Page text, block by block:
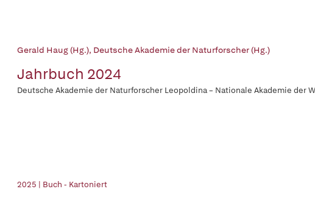
Gerald Haug (Hg.), Deutsche Akademie der Naturforscher (Hg.)
Jahrbuch 2024
Deutsche Akademie der Naturforscher Leopoldina – Nationale Akademie der
2025 | Buch - Kartoniert